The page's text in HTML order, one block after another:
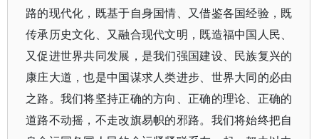
路的现代化，既基于自身国情、又借鉴各国经验，既
传承历史文化、又融合现代文明，既造福中国人民、
又促进世界共同发展，是我们强国建设、民族复兴的
康庄大道，也是中国谋求人类进步、世界大同的必由
之路。我们将坚持正确的方向、正确的理论、正确的
道路不动摇，不走改旗易帜的邪路。我们将始终把自